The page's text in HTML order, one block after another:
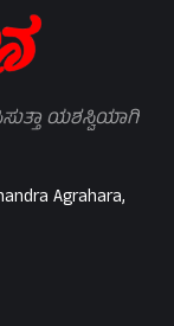
ಯಶಸ್ವಿಯಾಗಿ
Agrahara,